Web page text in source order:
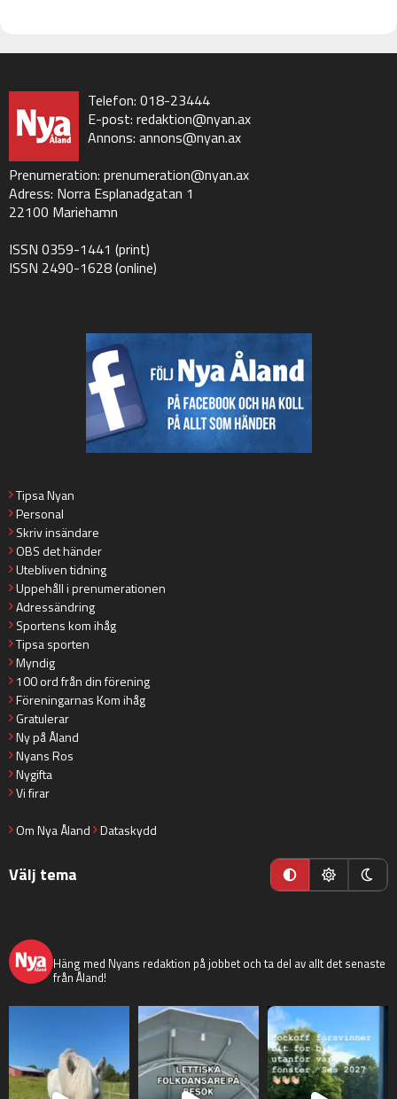
Telefon: 018-23444
E-post: redaktion@nyan.ax
Annons: annons@nyan.ax
Prenumeration: prenumeration@nyan.ax
Adress: Norra Esplanadgatan 1
22100 Mariehamn
ISSN 0359-1441 (print)
ISSN 2490-1628 (online)
Tipsa Nyan
Personal
Skriv insändare
OBS det händer
Utebliven tidning
Uppehåll i prenumerationen
Adressändring
Sportens kom ihåg
Tipsa sporten
Myndig
100 ord från din förening
Föreningarnas Kom ihåg
Gratulerar
Ny på Åland
Nyans Ros
Nygifta
Vi firar
Om Nya Åland Dataskydd
Välj tema
Häng med Nyans redaktion på jobbet och ta del av allt det senaste
från Åland!